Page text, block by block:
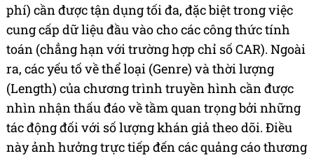
phí) cần được tận dụng tối đa, đặc biệt trong việc
cung cấp dữ liệu đầu vào cho các công thức tính
toán (chẳng hạn với trường hợp chỉ số CAR). Ngoài
ra, các yếu tố về thể loại (Genre) và thời lượng
(Length) của chương trình truyền hình cần được
nhìn nhận thấu đáo về tầm quan trọng bởi những
tác động đối với số lượng khán giả theo dõi. Điều
này ảnh hưởng trực tiếp đến các quảng cáo thương